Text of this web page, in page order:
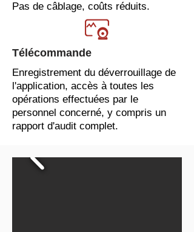
Pas de câblage, coûts réduits.
Télécommande
Enregistrement du déverrouillage de
l'application, accès à toutes les
opérations effectuées par le
personnel concerné, y compris un
rapport d'audit complet.